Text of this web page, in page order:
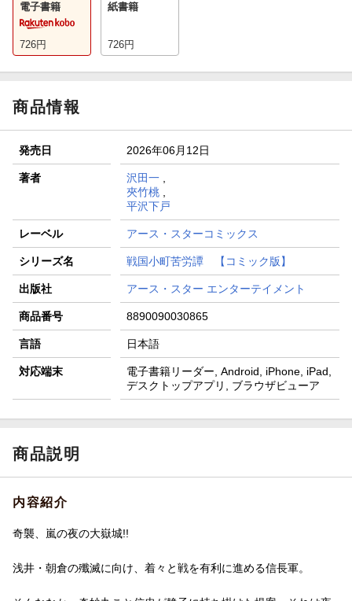
電子書籍
726円
紙書籍
726円
商品情報
発売日 2026年06月12日
著者 沢田一,
夾竹桃,
平沢下戸
レーベル アース・スターコミックス
シリーズ名 戦国小町苦労譚 【コミック版】
出版社 アース・スター エンターテイメント
商品番号 8890090030865
言語 日本語
対応端末
電子書籍リーダー, Android, iPhone, iPad,
デスクトップアプリ, ブラウザビューア
商品説明
内容紹介
奇襲、嵐の夜の大嶽城!!
浅井・朝倉の殲滅に向け、着々と戦を有利に進める信長軍。